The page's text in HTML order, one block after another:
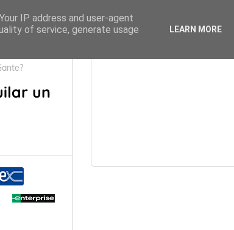
un
IP address and user-agent
of service, generate usage
LEARN MORE